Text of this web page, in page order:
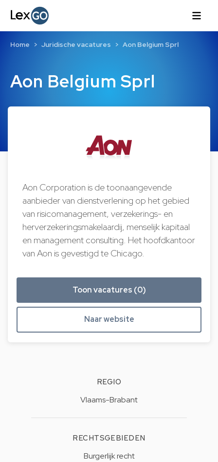
Aon Belgium Sprl
Home Juridische vacatures Aon Belgium Sprl
Aon Corporation is de toonaangevende
aanbieder van dienstverlening op het gebied
van risicomanagement, verzekerings- en
herverzekeringsmakelaardij, menselijk kapitaal
en management consulting. Het hoofdkantoor
van Aon is gevestigd te Chicago.
Toon vacatures (0)
Naar website
REGIO
Vlaams-Brabant
RECHTSGEBIEDEN
Burgerlijk recht